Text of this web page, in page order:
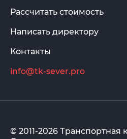
Рассчитать стоимость
Написать директору
Контакты
info@tk-sever.pro
© 2011-2026 Транспортная